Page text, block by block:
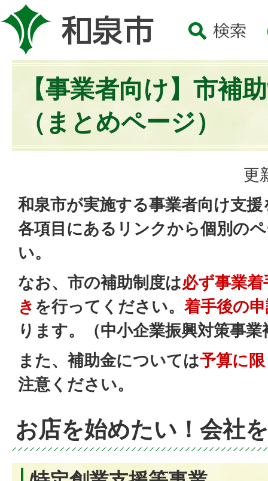
【事業者向け】市補
（まとめページ）
更
和泉市が実施する事業者向け支
各項目にあるリンクから個別の
い。
なお、市の補助制度は必ず事業
き を行ってください。 着手後の
ります。（中小企業振興対策事
また、補助金については予算に
注意ください。
お店を始めたい！会社